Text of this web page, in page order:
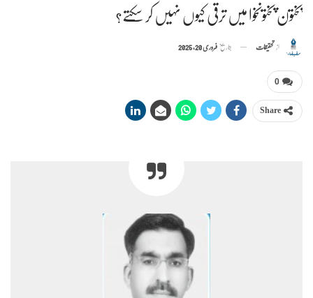
پختون پختونخوا میں ترقی کیوں نہیں کر سکتے؟
از تحقیقات بتاریخ فروری 20, 2025
0
Share